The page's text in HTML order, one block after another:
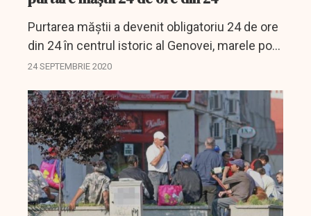
Purtarea măştii a devenit obligatoriu 24 de ore
din 24 în centrul istoric al Genovei, marele port
din nordul Italiei, pentru a lupta împotriva
24 SEPTEMBRIE 2020